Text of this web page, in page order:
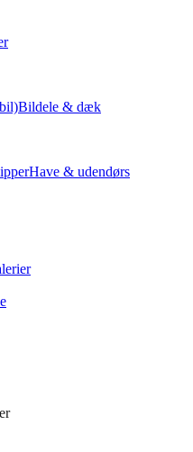
Bildele & dæk
Have & udendørs